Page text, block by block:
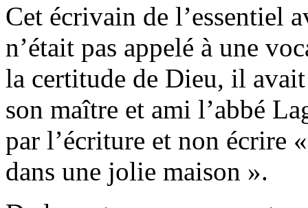
Cet écrivain de l’essentiel
n’était pas appelé à une
la certitude de Dieu, il avait
son maître et ami l’abbé
par l’écriture et non écrire
dans une jolie maison ».